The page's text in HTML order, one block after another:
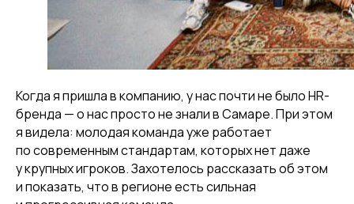
Когда я пришла в компанию, у нас почти не было HR-
бренда — о нас просто не знали в Самаре. При этом
я видела: молодая команда уже работает
по современным стандартам, которых нет даже
у крупных игроков. Захотелось рассказать об этом
и показать, что в регионе есть сильная